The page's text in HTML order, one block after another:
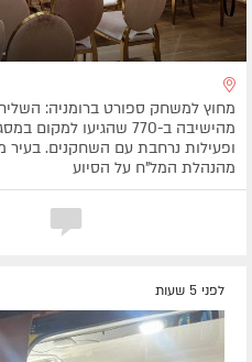
מחוץ למשחק ספורט ברומניה:
מהישיבה ב-770 שהגיעו
ופעילות נרחבת עם השחקנים. בעיר
מהנהלת המל"ח על הסיוע
לפני 5 שעות